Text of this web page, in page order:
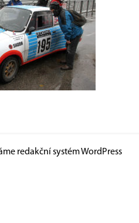
redakční systémWordPress